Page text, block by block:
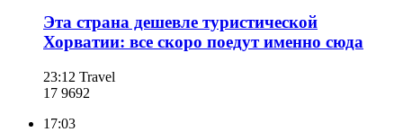
Эта страна дешевле туристической
Хорватии: все скоро поедут именно сюда
23:12 Travel
17 9692
17:03